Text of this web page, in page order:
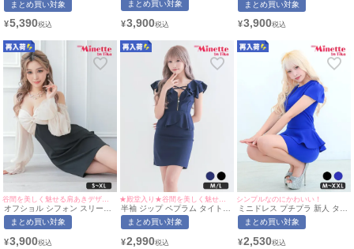
サイズ対応) | myMinette/マイ
まとめ買い対象
¥5,390
ぴ着用/Mサイズ対応) |
まとめ買い対象
¥3,900
Luvique (せいせい着用/S~Lサ
ネット
まとめ買い対象
¥3,900
谷間を美しく魅せる肩あきデザイン！
オフショル シフォン スリーブ
タイト ミニドレス (せいせい着
用/S~XLサイズ対応)
まとめ買い対象
¥3,900
★殿堂入り★谷間を美しく魅せるクロスデザイン♡
半袖 ジップ ペプラム タイト
ミニドレス (ひなたまる着
用/M~Lサイズ対応) myMinette/
まとめ買い対象
¥2,990
シンプルなのにかわいい！
ミニドレス プチプラ 新人 タイ
ト ペプラム セクシー 半袖 低
身長 谷間 青 キャバドレス (ひ
応) | myMinette/マイミネット
まとめ買い対象
¥2,530